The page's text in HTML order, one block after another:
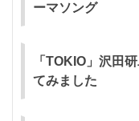
ーマソング
「TOKIO」沢田
てみました